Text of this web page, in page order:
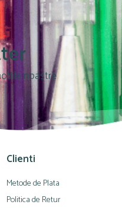
noastre
Clienti
Metode de Plata
Politica de Retur